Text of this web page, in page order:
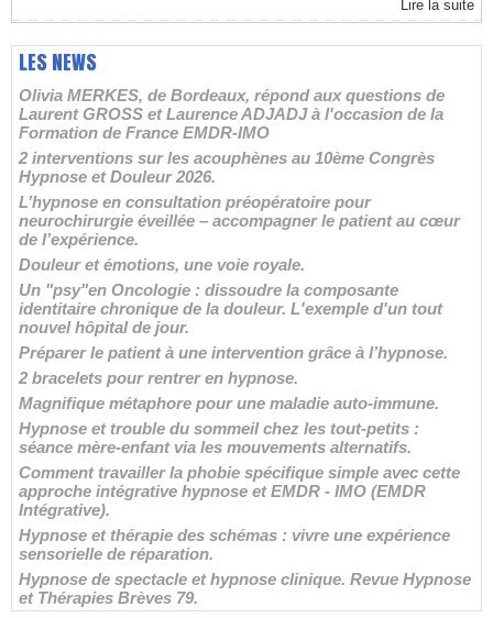
Lire la suite
LES NEWS
Olivia MERKES, de Bordeaux, répond aux questions de
Laurent GROSS et Laurence ADJADJ à l'occasion de la
Formation de France EMDR-IMO
2 interventions sur les acouphènes au 10ème Congrès
Hypnose et Douleur 2026.
L’hypnose en consultation préopératoire pour
neurochirurgie éveillée – accompagner le patient au cœur
de l’expérience.
Douleur et émotions, une voie royale.
Un "psy"en Oncologie : dissoudre la composante
identitaire chronique de la douleur. L'exemple d'un tout
nouvel hôpital de jour.
Préparer le patient à une intervention grâce à l’hypnose.
2 bracelets pour rentrer en hypnose.
Magnifique métaphore pour une maladie auto-immune.
Hypnose et trouble du sommeil chez les tout-petits :
séance mère-enfant via les mouvements alternatifs.
Comment travailler la phobie spécifique simple avec cette
approche intégrative hypnose et EMDR - IMO (EMDR
Intégrative).
Hypnose et thérapie des schémas : vivre une expérience
sensorielle de réparation.
Hypnose de spectacle et hypnose clinique. Revue Hypnose
et Thérapies Brèves 79.